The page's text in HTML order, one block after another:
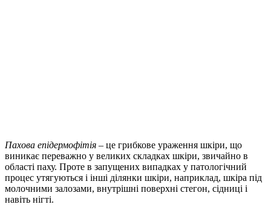
Пахова епідермофітія – це грибкове ураження шкіри, що
виникає переважно у великих складках шкіри, звичайно в
області паху. Проте в запущених випадках у патологічний
процес утягуються і інші ділянки шкіри, наприклад, шкіра під
молочними залозами, внутрішні поверхні стегон, сідниці і
навіть нігті.